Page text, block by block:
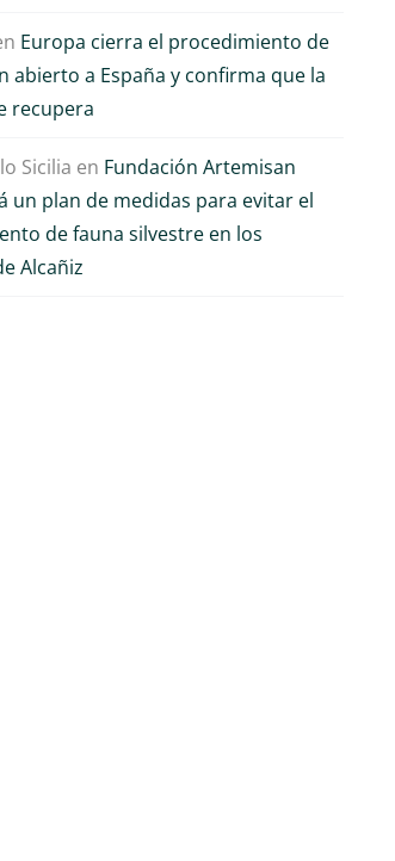
Europa cierra el procedimiento de
abierto a España y confirma que la
recupera
Sicilia en Fundación Artemisan
un plan de medidas para evitar el
de fauna silvestre en los
Alcañiz